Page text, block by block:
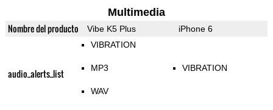
Multimedia
Nombre del producto Vibe K5 Plus iPhone 6
audio_alerts_list
VIBRATION
MP3
WAV
VIBRATION